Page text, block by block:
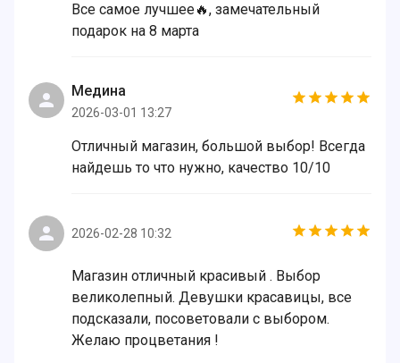
Все самое лучшее🔥, замечательный
подарок на 8 марта
Медина
2026-03-01 13:27
Отличный магазин, большой выбор! Всегда
найдешь то что нужно, качество 10/10
2026-02-28 10:32
Магазин отличный красивый . Выбор
великолепный. Девушки красавицы, все
подсказали, посоветовали с выбором.
Желаю процветания !